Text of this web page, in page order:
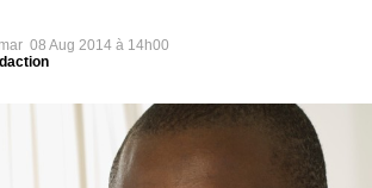
mar 08 Aug 2014 à 14h00